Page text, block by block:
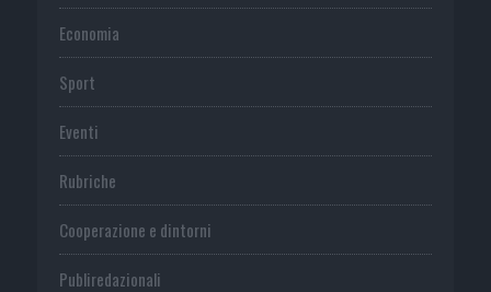
Economia
Sport
Eventi
Rubriche
Cooperazione e dintorni
Publiredazionali